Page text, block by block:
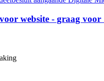
website - graag voor